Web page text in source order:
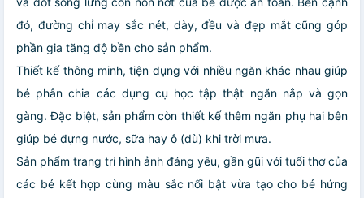
đó, đường chỉ may sắc nét, dày, đều và đẹp mắt cũng góp
phần gia tăng độ bền cho sản phẩm.
Thiết kế thông minh, tiện dụng với nhiều ngăn khác nhau giúp
bé phân chia các dụng cụ học tập thật ngăn nắp và gọn
gàng. Đặc biệt, sản phẩm còn thiết kế thêm ngăn phụ hai bên
giúp bé đựng nước, sữa hay ô (dù) khi trời mưa.
Sản phẩm trang trí hình ảnh đáng yêu, gần gũi với tuổi thơ của
các bé kết hợp cùng màu sắc nổi bật vừa tạo cho bé hứng